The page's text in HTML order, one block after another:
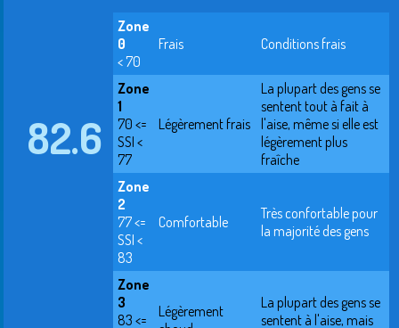
82.6
Zone
0
< 70
Frais Conditions frais
Zone
1
70 <=
SSI <
77
Légèrement frais
La plupart des gens se
sentent tout à fait à
l'aise, même si elle est
légèrement plus
fraîche
Zone
2
77 <=
SSI <
83
Comfortable
Très confortable pour
la majorité des gens
Zone
3
83 <=
Légèrement
La plupart des gens se
sentent à l'aise, mais